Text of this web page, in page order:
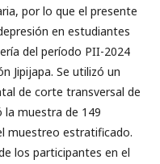
por lo que el presente
en estudiantes
del período PII-2024
Jipijapa. Se utilizó un
de corte transversal de
muestra de 149
muestreo estratificado.
los participantes en el